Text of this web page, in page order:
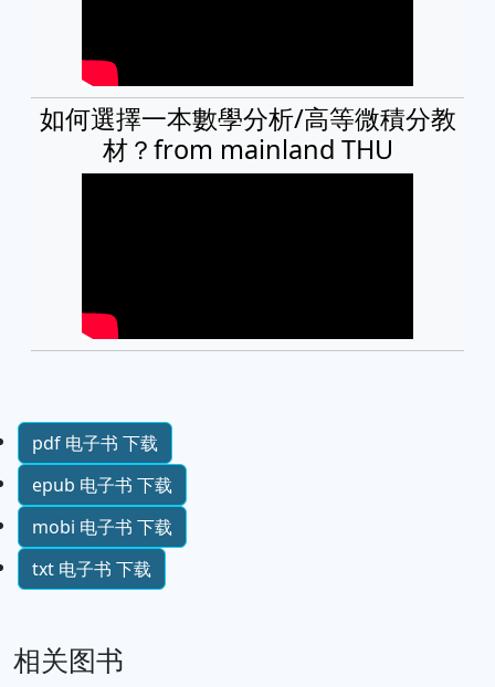
如何選擇一本數學分析/高等微積分教
材？from mainland THU
pdf 电子书 下载
epub 电子书 下载
mobi 电子书 下载
txt 电子书 下载
相关图书